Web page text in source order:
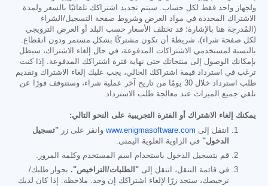
ولجهاز واحد فقط لكل حساب. سيتم تجديد اشتراكك تلقائيًا بالسعر ولمدة
الاشتراك المحددة في مواد العرض وشروط صفحة التسجيل/الشراء
(المُدرجة هنا بالإشارة؛ قد تختلف الأسعار حسب البلد أو العرض الترويجي
لكل صفحة شراء)، شريطة أن تكون مشتركًا بشكل مستمر ودون انقطاع.
بالنسبة لمستخدمي الاشتراكات المدفوعة، في حال إلغاء الاشتراك، سيظل
بإمكانك الوصول إلى منتجاتك حتى نهاية فترة اشتراكك المدفوعة. إذا كنت
ترغب في استرداد قيمة اشتراكك الحالي، يجب عليك إلغاء الاشتراك وتقديم
طلب استرداد خلال 30 يومًا من تاريخ آخر عملية شراء، وستتوقف فورًا عن
تلقي جميع الميزات عند معالجة طلب الاسترداد.
يمكنك إلغاء الاشتراك أو الفترة التجريبية على النحو التالي:
انتقل إلى www.enigmasoftware.com وانقر على زر "تسجيل
الدخول" في الزاوية العلوية اليمنى.
قم بتسجيل الدخول باستخدام اسم المستخدم وكلمة المرور.
في قائمة التنقل، انتقل إلى "الطلبات/التراخيص". بجوار طلبك/
ترخيصك، ستجد زرًا لإلغاء اشتراكك إن وجد. ملاحظة: إذا كان لديك